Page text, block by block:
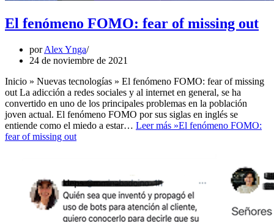
El fenómeno FOMO: fear of missing out
porAlex Ynga
24 de noviembre de 2021
Inicio » Nuevas tecnologías » El fenómeno FOMO: fear of missing
out La adicción a redes sociales y al internet en general, se ha
convertido en uno de los principales problemas en la población
joven actual. El fenómeno FOMO por sus siglas en inglés se
entiende como el miedo a estar… Leer más »El fenómeno FOMO:
fear of missing out